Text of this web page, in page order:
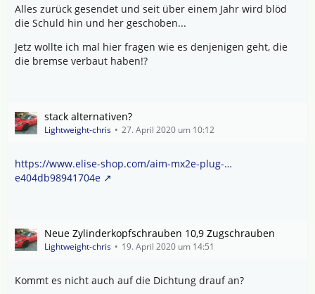
Alles zurück gesendet und seit über einem Jahr wird blöd
die Schuld hin und her geschoben...
Jetz wollte ich mal hier fragen wie es denjenigen geht, die
die bremse verbaut haben!?
stack alternativen?
Lightweight-chris 27. April 2020 um 10:12
https://www.elise-shop.com/aim-mx2e-plug-…
e404db98941704e
Neue Zylinderkopfschrauben 10,9 Zugschrauben
Lightweight-chris 19. April 2020 um 14:51
Kommt es nicht auch auf die Dichtung drauf an?